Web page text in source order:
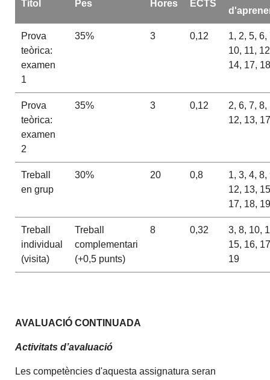
Títol Pes Hores ECTS
Prova
teòrica:
examen
1
35% 3 0,12
1, 2, 5, 6,
10, 11,
14, 17, 18
Prova
teòrica:
examen
2
35% 3 0,12
2, 6, 7, 8,
12, 13,
Treball
en grup
30% 20 0,8
1, 3, 4, 8,
12, 13,
17, 18, 19
Treball
individual
(visita)
Treball
complementari
(+0,5 punts)
8 0,32
3, 8, 10,
15, 16,
19
AVALUACIÓ CONTINUADA
Activitats d’avaluació
Les competències d'aquesta assignatura seran